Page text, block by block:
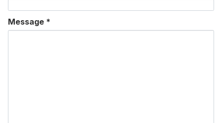
Message *